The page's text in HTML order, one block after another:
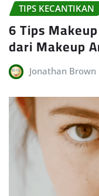
TIPS KECANTIKAN
6 Tips
dari Makeup
Jonathan Brown